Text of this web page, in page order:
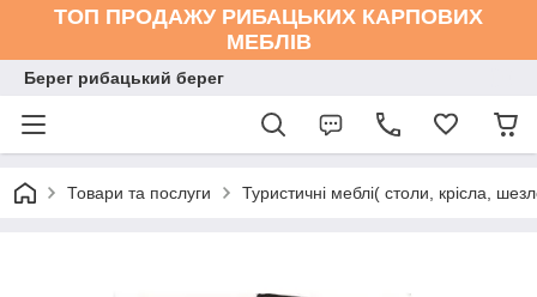
ТОП ПРОДАЖУ РИБАЦЬКИХ КАРПОВИХ
МЕБЛІВ
Берег рибацький берег
Товари та послуги Туристичні меблі( столи, крісла,